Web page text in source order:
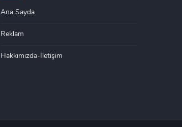
Ana Sayda
Reklam
Hakkımızda-İletişim